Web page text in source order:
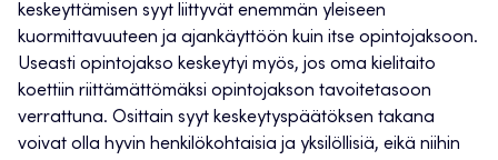
keskeyttämisen syyt liittyvät enemmän yleiseen
kuormittavuuteen ja ajankäyttöön kuin itse opintojaksoon.
Useasti opintojakso keskeytyi myös, jos oma kielitaito
koettiin riittämättömäksi opintojakson tavoitetasoon
verrattuna. Osittain syyt keskeytyspäätöksen takana
voivat olla hyvin henkilökohtaisia ja yksilöllisiä, eikä niihin